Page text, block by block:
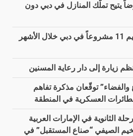
يتيح تملّك المنازل في دبي دون
دانوب العقارية تعلن تسليم 11 مشروعاً في دبي خلال الأشهر
زيارة إلى دار رعاية المسنين
والفضاء” توقّعان مذكرة تفاهم
العسكرية في المنطقة
الثانوية في الإمارات العربية
الصيفي “صناع المستقبل” في